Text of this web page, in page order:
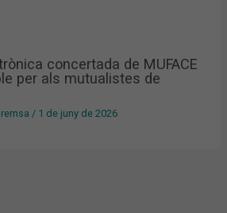
concertada de MUFACE
per als mutualistes de
/ 1 de juny de 2026